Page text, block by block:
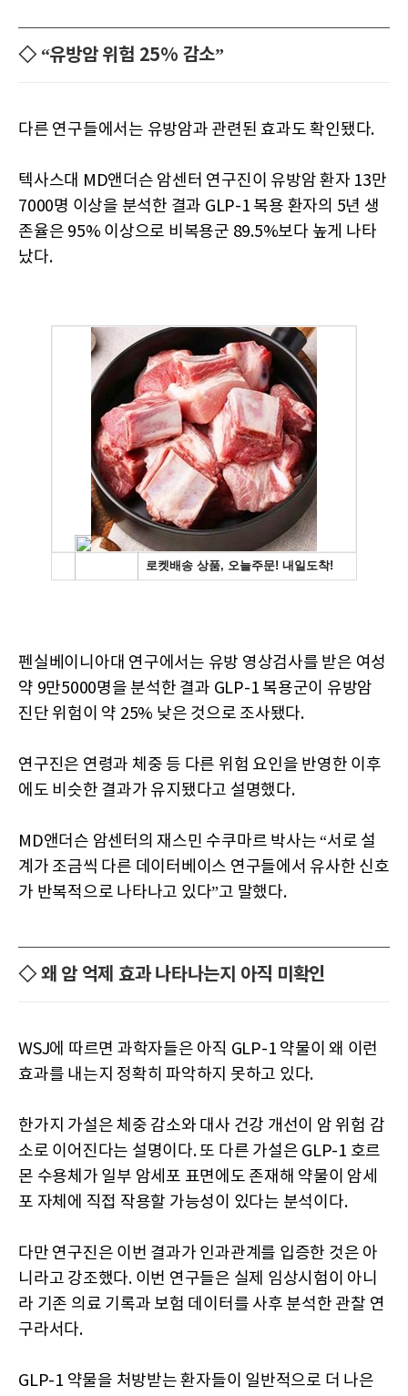
◇ “유방암 위험 25% 감소”
다른 연구들에서는 유방암과 관련된 효과도 확인됐다.
텍사스대 MD앤더슨 암센터 연구진이 유방암 환자 13만
7000명 이상을 분석한 결과 GLP-1 복용 환자의 5년 생
존율은 95% 이상으로 비복용군 89.5%보다 높게 나타
났다.
펜실베이니아대 연구에서는 유방 영상검사를 받은 여성
약 9만5000명을 분석한 결과 GLP-1 복용군이 유방암
진단 위험이 약 25% 낮은 것으로 조사됐다.
연구진은 연령과 체중 등 다른 위험 요인을 반영한 이후
에도 비슷한 결과가 유지됐다고 설명했다.
MD앤더슨 암센터의 재스민 수쿠마르 박사는 “서로 설
계가 조금씩 다른 데이터베이스 연구들에서 유사한 신호
가 반복적으로 나타나고 있다”고 말했다.
◇ 왜 암 억제 효과 나타나는지 아직 미확인
WSJ에 따르면 과학자들은 아직 GLP-1 약물이 왜 이런
효과를 내는지 정확히 파악하지 못하고 있다.
한가지 가설은 체중 감소와 대사 건강 개선이 암 위험 감
소로 이어진다는 설명이다. 또 다른 가설은 GLP-1 호르
몬 수용체가 일부 암세포 표면에도 존재해 약물이 암세
포 자체에 직접 작용할 가능성이 있다는 분석이다.
다만 연구진은 이번 결과가 인과관계를 입증한 것은 아
니라고 강조했다. 이번 연구들은 실제 임상시험이 아니
라 기존 의료 기록과 보험 데이터를 사후 분석한 관찰 연
구라서다.
GLP-1 약물을 처방받는 환자들이 일반적으로 더 나은